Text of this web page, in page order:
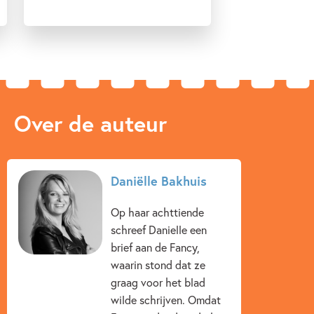
Over de auteur
Daniëlle Bakhuis
Op haar achttiende
schreef Danielle een
brief aan de Fancy,
waarin stond dat ze
graag voor het blad
wilde schrijven. Omdat